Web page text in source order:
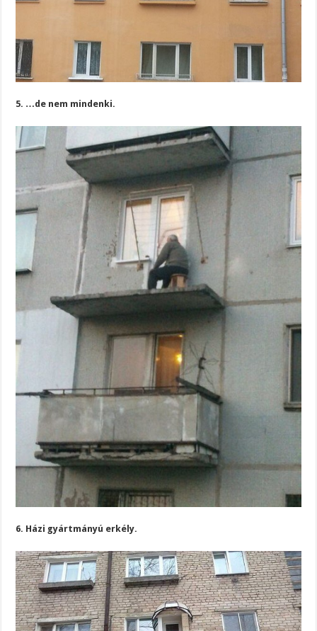
5. …de nem mindenki.
6. Házi gyártmányú erkély.